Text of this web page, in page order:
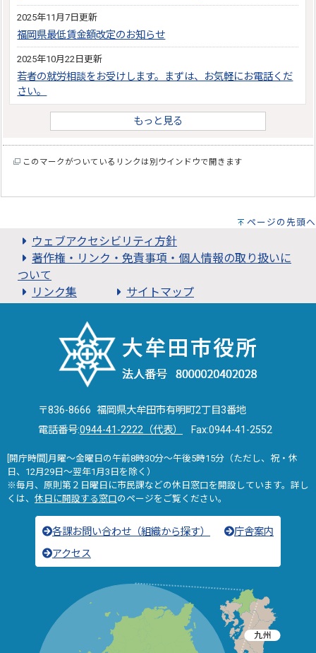
2025年11月7日更新
福岡県最低賃金額改定のお知らせ
2025年10月22日更新
若者の就労相談をお受けします。まずは、お気軽にお電話くだ
さい。
もっと見る
このマークがついているリンクは別ウインドウで開きます
ページの先頭へ
ウェブアクセシビリティ方針
著作権・リンク・免責事項・個人情報の取り扱いに
ついて
リンク集
サイトマップ
〒836-8666 福岡県大牟田市有明町2丁目3番地
電話番号:0944-41-2222（代表） Fax:0944-41-2552
[開庁時間]月曜～金曜日の午前8時30分～午後5時15分（ただし、祝・休
日、12月29日～翌年1月3日を除く）
※毎月、原則第２日曜日に市民課などの休日窓口を開設しています。詳し
くは、 休日に開設する窓口のページをご覧ください。
各課お問い合わせ（組織から探す）
庁舎案内
アクセス